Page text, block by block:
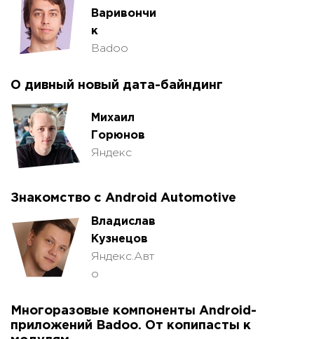
Варивончи
к
Badoo
О дивный новый дата-байндинг
Михаил
Горюнов
Яндекс
Знакомство с Android Automotive
Владислав
Кузнецов
Яндекс.Авт
о
Многоразовые компоненты Android-
приложений Badoo. От копипасты к